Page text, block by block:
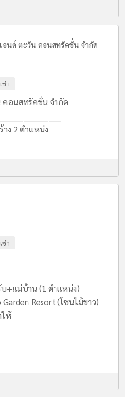
อนด์ ตะวัน คอนสทรัคชั่น จำกัด
ช่า
คอนสทรัคชั่น จำกัด
ง 2 ตำแหน่ง
ช่า
+แม่บ้าน (1 ตำแหน่ง)
Resort (โซนไม้ขาว)
ให้